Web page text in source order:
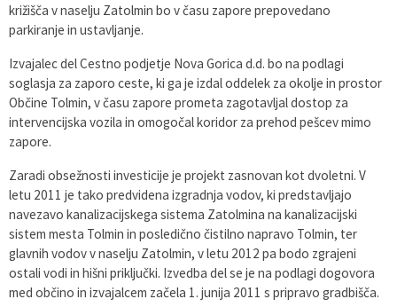
križišča v naselju Zatolmin bo v času zapore prepovedano
parkiranje in ustavljanje.
Izvajalec del Cestno podjetje Nova Gorica d.d. bo na podlagi
soglasja za zaporo ceste, ki ga je izdal oddelek za okolje in prostor
Občine Tolmin, v času zapore prometa zagotavljal dostop za
intervencijska vozila in omogočal koridor za prehod pešcev mimo
zapore.
Zaradi obsežnosti investicije je projekt zasnovan kot dvoletni. V
letu 2011 je tako predvidena izgradnja vodov, ki predstavljajo
navezavo kanalizacijskega sistema Zatolmina na kanalizacijski
sistem mesta Tolmin in posledično čistilno napravo Tolmin, ter
glavnih vodov v naselju Zatolmin, v letu 2012 pa bodo zgrajeni
ostali vodi in hišni priključki. Izvedba del se je na podlagi dogovora
med občino in izvajalcem začela 1. junija 2011 s pripravo gradbišča.